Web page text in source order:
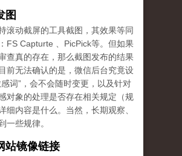
图
滚动截屏的工具截图，其效果等同
FS Capturte 、PicPick等。但如果
查真的存在，那么截图发布的结果
前无法确认的是，微信后台究竟设
词”，会不会随时变更，以及针对
对象的处理是否存在相关规定（规
细内容是什么。当然，长期观察、
一些规律。
站镜像链接